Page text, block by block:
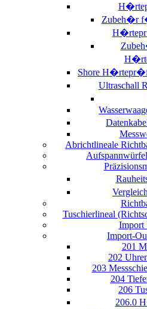
Zubeh�r
Shore
Ultraschall
Abrichtlineale
Tuschierlineal
Import
Import-
201
202
203
204
206
206.0